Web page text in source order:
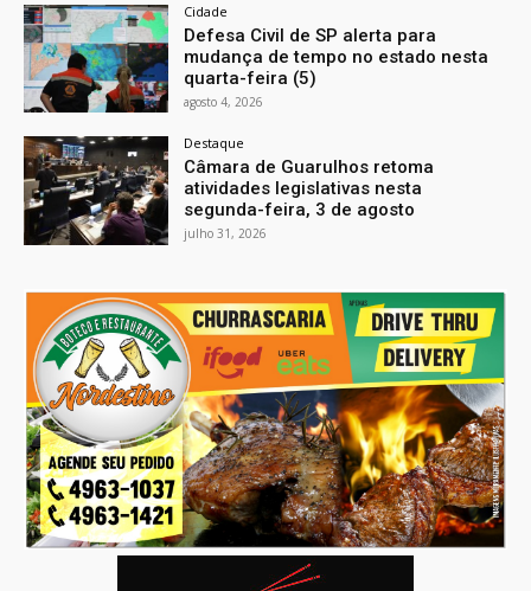
Cidade
Defesa Civil de SP alerta para
mudança de tempo no estado nesta
quarta-feira (5)
agosto 4, 2026
Destaque
Câmara de Guarulhos retoma
atividades legislativas nesta
segunda-feira, 3 de agosto
julho 31, 2026